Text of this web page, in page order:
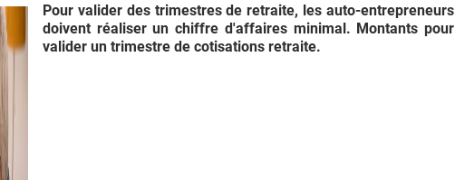
Pour valider des trimestres de retraite, les auto-entrepreneurs
doivent réaliser un chiffre d'affaires minimal. Montants pour
valider un trimestre de cotisations retraite.